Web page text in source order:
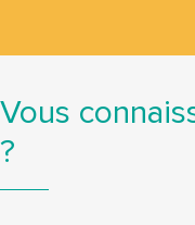
Vous
?